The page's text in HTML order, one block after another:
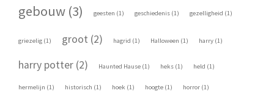
gebouw (3) geesten (1) geschiedenis (1) gezelligheid (1)
griezelig (1) groot (2) hagrid (1) Halloween (1) harry (1)
harry potter (2) Haunted Hause (1) heks (1) held (1)
hermelijn (1) historisch (1) hoek (1) hoogte (1) horror (1)